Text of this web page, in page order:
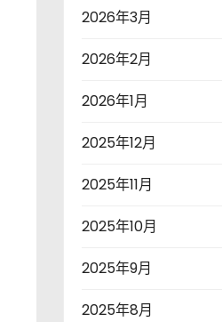
2026年3月
2026年2月
2026年1月
2025年12月
2025年11月
2025年10月
2025年9月
2025年8月